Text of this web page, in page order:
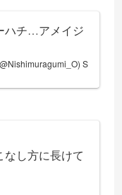
ハチ…アメイジ
S
なし方に長けて